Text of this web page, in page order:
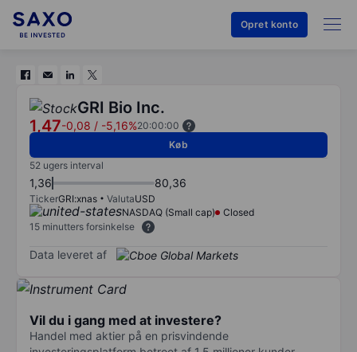
Opret konto
GRI Bio Inc.
1,47-0,08 / -5,16%20:00:00
Køb
52 ugers interval
1,36 80,36
TickerGRI:xnas ValutaUSD
NASDAQ (Small cap)
Closed
15 minutters forsinkelse
Data leveret af
Vil du i gang med at investere?
Handel med aktier på en prisvindende